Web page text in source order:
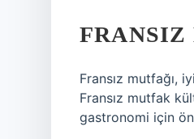
FRANSIZ
Fransız mutfağı,
Fransız mutfak
gastronomi için